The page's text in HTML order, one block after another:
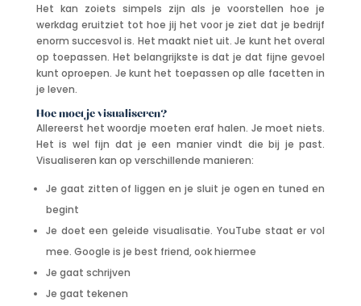
Het kan zoiets simpels zijn als je voorstellen hoe je
werkdag eruitziet tot hoe jij het voor je ziet dat je bedrijf
enorm succesvol is. Het maakt niet uit. Je kunt het overal
op toepassen. Het belangrijkste is dat je dat fijne gevoel
kunt oproepen. Je kunt het toepassen op alle facetten in
je leven.
Hoe moet je visualiseren?
Allereerst het woordje moeten eraf halen. Je moet niets.
Het is wel fijn dat je een manier vindt die bij je past.
Visualiseren kan op verschillende manieren:
Je gaat zitten of liggen en je sluit je ogen en tuned en
begint
Je doet een geleide visualisatie. YouTube staat er vol
mee. Google is je best friend, ook hiermee
Je gaat schrijven
Je gaat tekenen